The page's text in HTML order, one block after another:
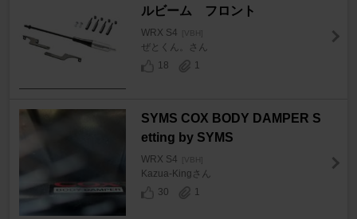
ルビーム フロント
WRX S4 [VBH]
ぜとくん。さん
18
1
SYMS COX BODY DAMPER S
etting by SYMS
WRX S4 [VBH]
Kazua-Kingさん
30
1